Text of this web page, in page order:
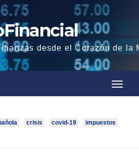
desde el Corazón de la
C
crisis covid-19 impuestos